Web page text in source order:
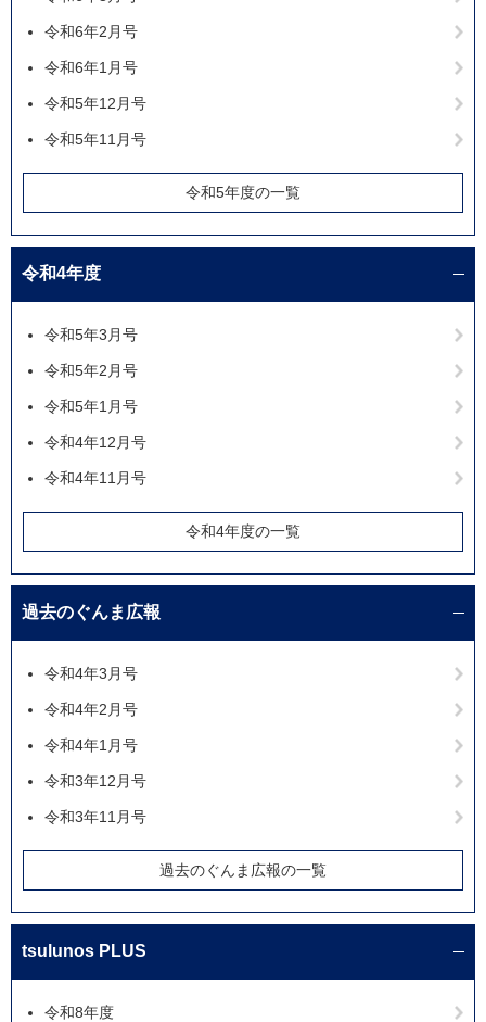
令和6年2月号
令和6年1月号
令和5年12月号
令和5年11月号
令和5年度の一覧
令和4年度
令和5年3月号
令和5年2月号
令和5年1月号
令和4年12月号
令和4年11月号
令和4年度の一覧
過去のぐんま広報
令和4年3月号
令和4年2月号
令和4年1月号
令和3年12月号
令和3年11月号
過去のぐんま広報の一覧
tsulunos PLUS
令和8年度